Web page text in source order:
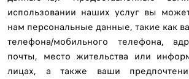
использовании наших услуг вы
нам персональные данные, такие как
телефона/мобильного телефона,
почты, место жительства или
лицах, а также ваши